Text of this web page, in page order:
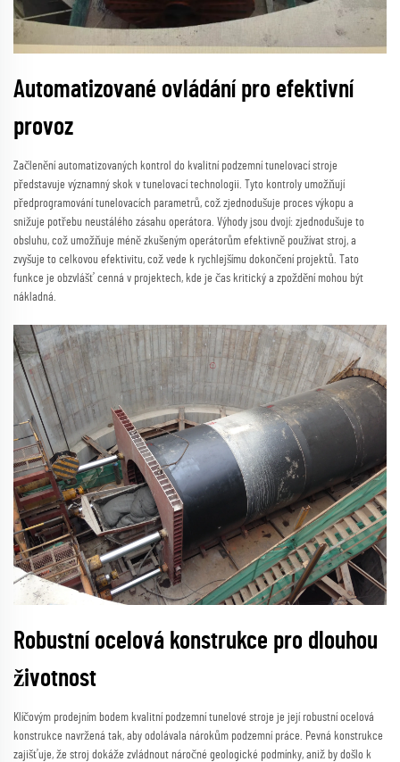
Automatizované ovládání pro efektivní
provoz
Začlenění automatizovaných kontrol do kvalitní podzemní tunelovací stroje
představuje významný skok v tunelovací technologii. Tyto kontroly umožňují
předprogramování tunelovacích parametrů, což zjednodušuje proces výkopu a
snižuje potřebu neustálého zásahu operátora. Výhody jsou dvojí: zjednodušuje to
obsluhu, což umožňuje méně zkušeným operátorům efektivně používat stroj, a
zvyšuje to celkovou efektivitu, což vede k rychlejšímu dokončení projektů. Tato
funkce je obzvlášť cenná v projektech, kde je čas kritický a zpoždění mohou být
nákladná.
Robustní ocelová konstrukce pro dlouhou
životnost
Klíčovým prodejním bodem kvalitní podzemní tunelové stroje je její robustní ocelová
konstrukce navržená tak, aby odolávala nárokům podzemní práce. Pevná konstrukce
zajišťuje, že stroj dokáže zvládnout náročné geologické podmínky, aniž by došlo k